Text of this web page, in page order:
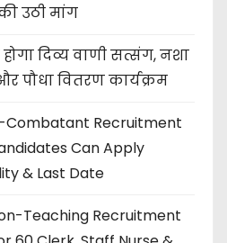
उठी मांग
दिव्य वाणी सत्संग, नशा
पौधा वितरण कार्यक्रम
Combatant Recruitment
Can Apply
& Last Date
Teaching Recruitment